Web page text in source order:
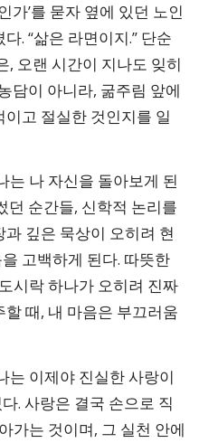
가’를 묻자 옆에 있던 노인
. “삶은 라면이지.” 단순
, 오랜 시간이 지나도 잊히
담이 아니라, 굶주림 앞에
고 절실한 것인지를 일
는 나 자신을 돌아보게 된
던 순간들, 신학적 논리를
깊은 묵상이 오히려 현
고백하게 된다. 따뜻한
시락 하나가 오히려 진짜
때, 내 마음은 부끄러움
는 이제야 진실한 사랑이
. 사랑은 결국 손으로 직
가는 것이며, 그 실천 안에